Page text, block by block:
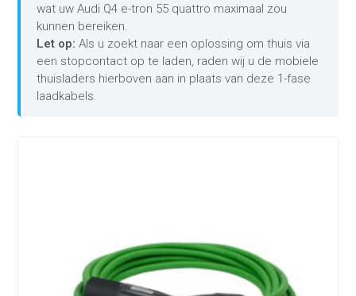
wat uw Audi Q4 e-tron 55 quattro maximaal zou
kunnen bereiken.
Let op: Als u zoekt naar een oplossing om thuis via
een stopcontact op te laden, raden wij u de mobiele
thuisladers hierboven aan in plaats van deze 1-fase
laadkabels.